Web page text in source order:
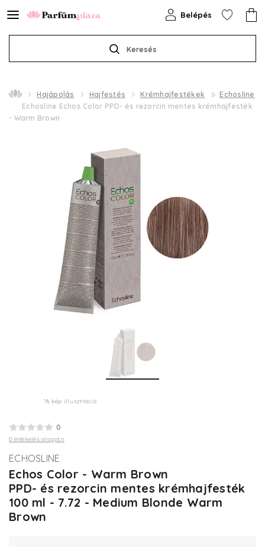
Keresés
Belépés
Hajápolás Hajfestés Krémhajfestékek
Echosline
Echosline Echos Color PPD- és rezorcin mentes krémhajfesték
- Warm Brown
*A kép illusztráció
0
0 értékelés alapján
ECHOSLINE
Echos Color - Warm Brown
PPD- és rezorcin mentes krémhajfesték
100 ml - 7.72 - Medium Blonde Warm
Brown